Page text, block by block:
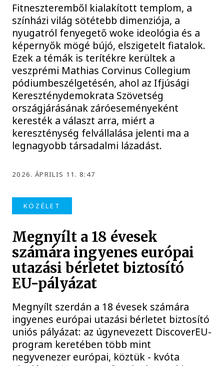
Fitneszteremből kialakított templom, a
színházi világ sötétebb dimenziója, a
nyugatról fenyegető woke ideológia és a
képernyők mögé bújó, elszigetelt fiatalok.
Ezek a témák is terítékre kerültek a
veszprémi Mathias Corvinus Collegium
pódiumbeszélgetésén, ahol az Ifjúsági
Kereszténydemokrata Szövetség
országjárásának záróeseményeként
keresték a választ arra, miért a
kereszténység felvállalása jelenti ma a
legnagyobb társadalmi lázadást.
2026. ÁPRILIS 11. 8:47
KÖZÉLET
Megnyílt a 18 évesek
számára ingyenes európai
utazási bérletet biztosító
EU-pályázat
Megnyílt szerdán a 18 évesek számára
ingyenes európai utazási bérletet biztosító
uniós pályázat: az úgynevezett DiscoverEU-
program keretében több mint
negyvenezer európai, köztük - kvóta